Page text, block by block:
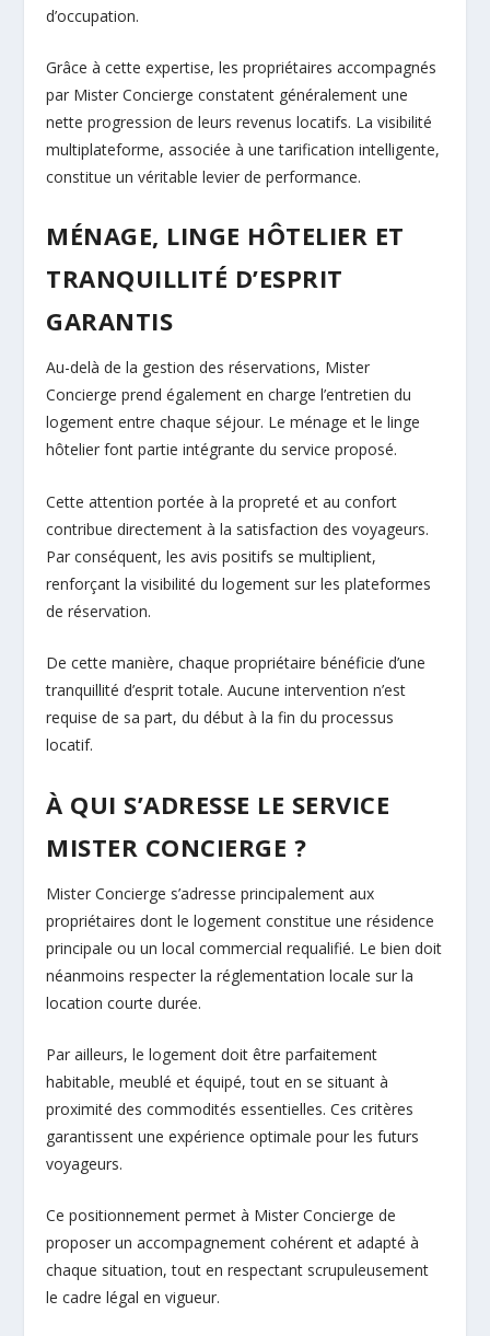
d’occupation.
Grâce à cette expertise, les propriétaires accompagnés
par Mister Concierge constatent généralement une
nette progression de leurs revenus locatifs. La visibilité
multiplateforme, associée à une tarification intelligente,
constitue un véritable levier de performance.
MÉNAGE, LINGE HÔTELIER ET
TRANQUILLITÉ D’ESPRIT
GARANTIS
Au-delà de la gestion des réservations, Mister
Concierge prend également en charge l’entretien du
logement entre chaque séjour. Le ménage et le linge
hôtelier font partie intégrante du service proposé.
Cette attention portée à la propreté et au confort
contribue directement à la satisfaction des voyageurs.
Par conséquent, les avis positifs se multiplient,
renforçant la visibilité du logement sur les plateformes
de réservation.
De cette manière, chaque propriétaire bénéficie d’une
tranquillité d’esprit totale. Aucune intervention n’est
requise de sa part, du début à la fin du processus
locatif.
À QUI S’ADRESSE LE SERVICE
MISTER CONCIERGE ?
Mister Concierge s’adresse principalement aux
propriétaires dont le logement constitue une résidence
principale ou un local commercial requalifié. Le bien doit
néanmoins respecter la réglementation locale sur la
location courte durée.
Par ailleurs, le logement doit être parfaitement
habitable, meublé et équipé, tout en se situant à
proximité des commodités essentielles. Ces critères
garantissent une expérience optimale pour les futurs
voyageurs.
Ce positionnement permet à Mister Concierge de
proposer un accompagnement cohérent et adapté à
chaque situation, tout en respectant scrupuleusement
le cadre légal en vigueur.